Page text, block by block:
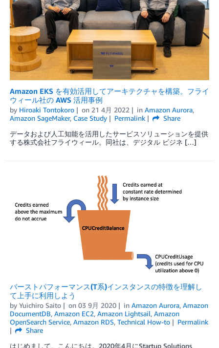
Amazon EKS を有効活用してアーキテクチャを構築。フライ
ウィール社の AWS 活用事例
by Hiroaki Tontokoro on 21 4月 2022 in Amazon Aurora,
Amazon SageMaker, Case Study Permalink
Share
データおよび人工知能を活用したサービスソリューションを提供
する株式会社フライウィール。同社は、デジタル ビジネ […]
バーストパフォーマンス(T系)インスタンスの特徴を理解し
て上手に利用しよう
by Yuichiro Saito on 03 9月 2020 in Amazon Aurora, Amazon
DocumentDB, Amazon EC2, Amazon Lightsail, Amazon
OpenSearch Service, Amazon RDS, Technical How-to
Permalink
Share
はじめまして、こんにちは。2020年4月にStartup Solutions